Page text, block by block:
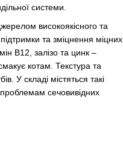
системи.
високоякісного та
та зміцнення міцних
В12, залізо та цинк –
котам. Текстура та
У складі містяться такі
проблемам сечовивідних